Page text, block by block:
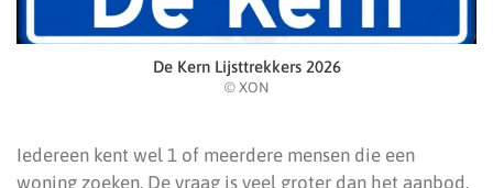
De Kern Lijsttrekkers 2026
© XON
Iedereen kent wel 1 of meerdere mensen die een
woning zoeken. De vraag is veel groter dan het aanbod.